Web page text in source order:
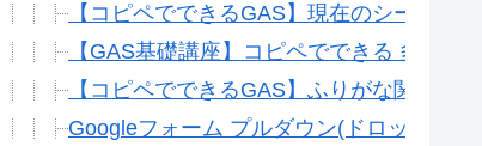
【コピペでできるGAS】現在のシートを
【GAS基礎講座】コピペでできる 多段
【コピペでできるGAS】ふりがな関数
Googleフォーム プルダウン(ドロップダ